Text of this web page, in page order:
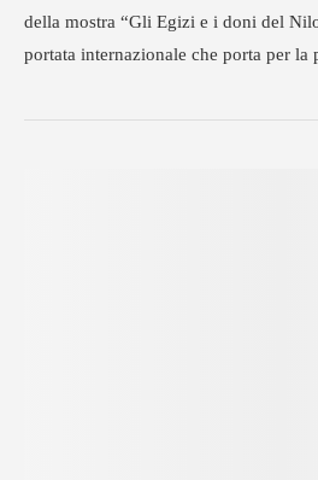
della mostra “Gli Egizi e i doni del
portata internazionale che porta per